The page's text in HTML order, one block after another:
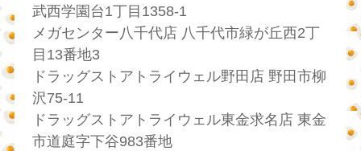
武西学園台1丁目1358-1
メガセンター八千代店 八千代市緑が丘西2丁
目13番地3
ドラッグストアトライウェル野田店 野田市柳
沢75-11
ドラッグストアトライウェル東金求名店 東金
市道庭字下谷983番地